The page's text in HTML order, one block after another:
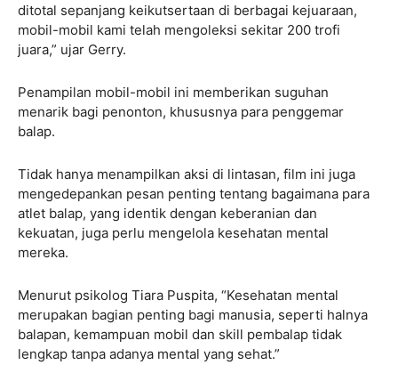
ditotal sepanjang keikutsertaan di berbagai kejuaraan,
mobil-mobil kami telah mengoleksi sekitar 200 trofi
juara,” ujar Gerry.
Penampilan mobil-mobil ini memberikan suguhan
menarik bagi penonton, khususnya para penggemar
balap.
Tidak hanya menampilkan aksi di lintasan, film ini juga
mengedepankan pesan penting tentang bagaimana para
atlet balap, yang identik dengan keberanian dan
kekuatan, juga perlu mengelola kesehatan mental
mereka.
Menurut psikolog Tiara Puspita, “Kesehatan mental
merupakan bagian penting bagi manusia, seperti halnya
balapan, kemampuan mobil dan skill pembalap tidak
lengkap tanpa adanya mental yang sehat.”